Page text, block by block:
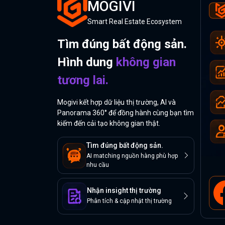
MOGIVI
Smart Real Estate Ecosystem
Tìm đúng bất động sản.
Hình dung không gian
tương lai.
Mogivi kết hợp dữ liệu thị trường, AI và
Panorama 360° để đồng hành cùng bạn tìm
kiếm đến cải tạo không gian thật.
Tìm đúng bất động sản.
AI matching nguồn hàng phù hợp
nhu cầu
Nhận insight thị trường
Phân tích & cập nhật thị trường